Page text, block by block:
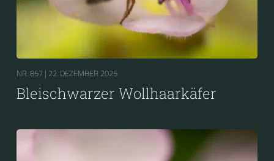
NR. 857 | 22. DEZEMBER 2025
Bleischwarzer Wollhaarkäfer